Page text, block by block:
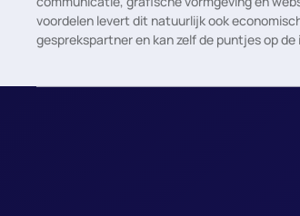
voordelen levert dit natuurlijk ook
gesprekspartner en kan zelf de puntjes op